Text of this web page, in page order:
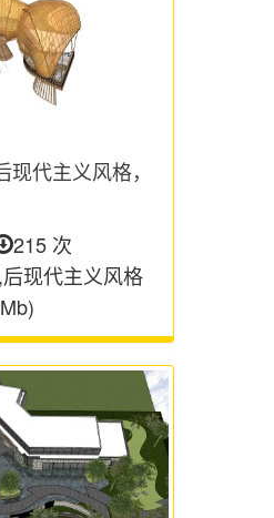
代主义风格，
215 次
现代主义风格